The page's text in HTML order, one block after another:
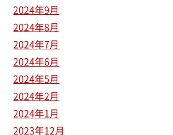
2024年9月
2024年8月
2024年7月
2024年6月
2024年5月
2024年2月
2024年1月
2023年12月